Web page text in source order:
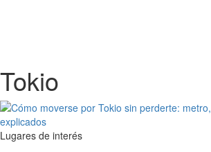
Tokio
Lugares de interés